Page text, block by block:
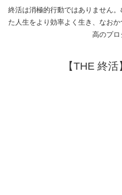
終活は消極的行動ではありません
た人生をより効率よく生き、なお
高のプロ
【THE 終